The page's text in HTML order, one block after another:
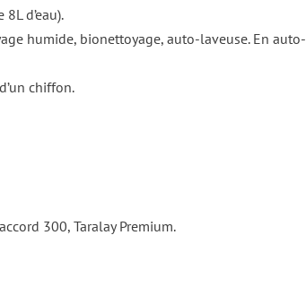
d’eau).
humide, bionettoyage, auto-laveuse. En auto-
chiffon.
300, Taralay Premium.